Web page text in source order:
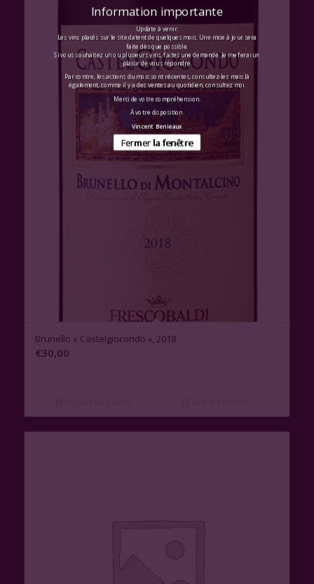
Brunello « Castelgiocondo », 2018
€30,00
Information importante
Update à venir.
Les vins placés sur le site datent de quelques mois. Une mise à jour sera
faite dès que possible.
Si vous souhaitez un ou plusieurs vins, faites une demande. Je me ferai un
plaisir de vous répondre.
Par contre, les actions du mois sont récentes, consultez-les mais là
également, comme il y a des ventes au quotidien, consultez moi.
Merci de votre compréhension.
À votre disposition.
Vincent Benieaux
Fermer la fenêtre